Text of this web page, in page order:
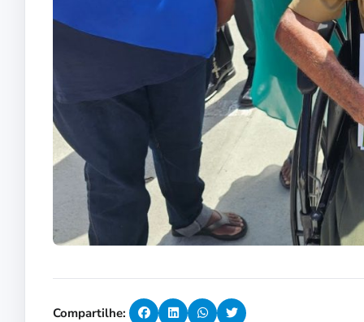
Compartilhe: